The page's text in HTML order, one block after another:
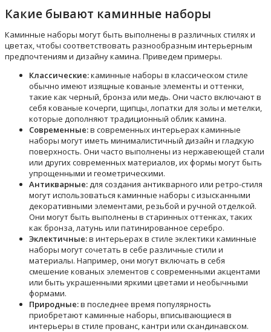
Какие бывают каминные наборы
Каминные наборы могут быть выполнены в различных стилях и
цветах, чтобы соответствовать разнообразным интерьерным
предпочтениям и дизайну камина. Приведем примеры.
Классические:каминные наборы в классическом стиле
обычно имеют изящные кованые элементы и оттенки,
такие как черный, бронза или медь. Они часто включают в
себя кованые кочерги, щипцы, лопатки для золы и метелки,
которые дополняют традиционный облик камина.
Современные:в современных интерьерах каминные
наборы могут иметь минималистичный дизайн и гладкую
поверхность. Они часто выполнены из нержавеющей стали
или других современных материалов, их формы могут быть
упрощенными и геометрическими.
Антикварные:для создания антикварного или ретро-стиля
могут использоваться каминные наборы с изысканными
декоративными элементами, резьбой и ручной отделкой.
Они могут быть выполнены в старинных оттенках, таких
как бронза, латунь или патинированное серебро.
Эклектичные:в интерьерах в стиле эклектики каминные
наборы могут сочетать в себе различные стили и
материалы. Например, они могут включать в себя
смешение кованых элементов с современными акцентами
или быть украшенными яркими цветами и необычными
формами.
Природные:в последнее время популярность
приобретают каминные наборы, вписывающиеся в
интерьеры в стиле прованс, кантри или скандинавском.